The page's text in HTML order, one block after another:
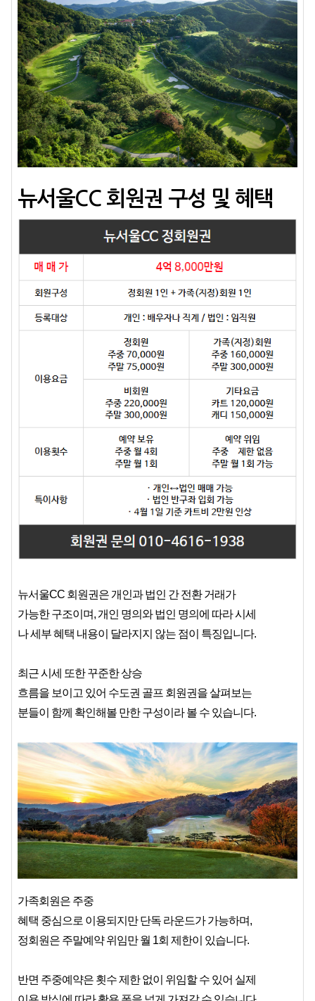
뉴서울CC 회원권 구성 및 혜택
뉴서울CC 회원권은 개인과 법인 간 전환 거래가
가능한 구조이며, 개인 명의와 법인 명의에 따라 시세
나 세부 혜택 내용이 달라지지 않는 점이 특징입니다.
최근 시세 또한 꾸준한 상승
흐름을 보이고 있어 수도권 골프 회원권을 살펴보는
분들이 함께 확인해볼 만한 구성이라 볼 수 있습니다.
가족회원은 주중
혜택 중심으로 이용되지만 단독 라운드가 가능하며,
정회원은 주말예약 위임만 월 1회 제한이 있습니다.
반면 주중예약은 횟수 제한 없이 위임할 수 있어 실제